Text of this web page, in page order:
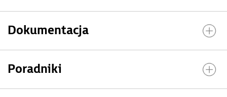
Dokumentacja
Poradniki